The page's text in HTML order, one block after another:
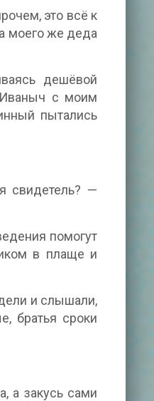
это всё к
моего же деда
дешёвой
Иваныч с моим
пытались
свидетель? —
помогут
в плаще и
и слышали,
братья сроки
а закусь сами